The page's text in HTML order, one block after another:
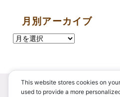
月別アーカイブ
This website stores cookies on
used to provide a more